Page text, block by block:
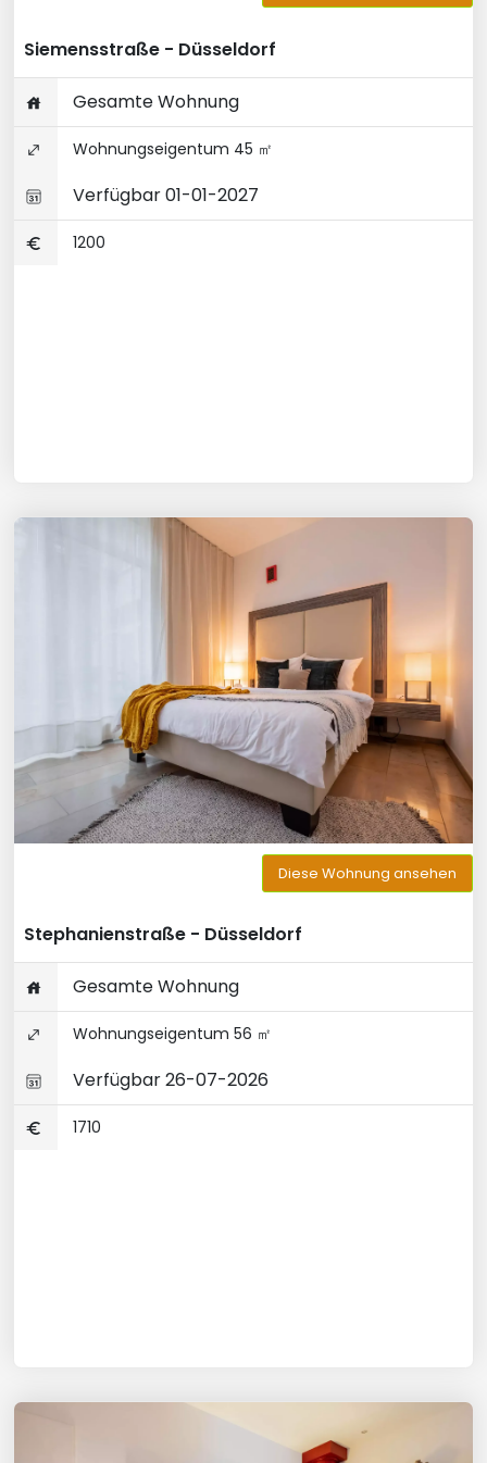
Siemensstraße - Düsseldorf
Gesamte Wohnung
Wohnungseigentum 45 ㎡
Verfügbar 01-01-2027
1200
Diese Wohnung ansehen
Stephanienstraße - Düsseldorf
Gesamte Wohnung
Wohnungseigentum 56 ㎡
Verfügbar 26-07-2026
1710